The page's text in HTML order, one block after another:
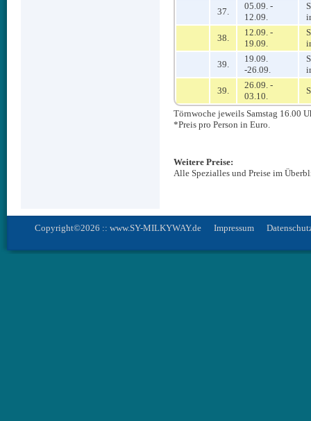
37.
05.09. -
12.09.
38.
12.09. -
19.09.
39.
19.09.
-26.09.
39.
26.09. -
03.10.
Törnwoche jeweils Samstag 16.00
*Preis pro Person in Euro.
Weitere Preise:
Alle Spezialles und Preise im
Copyright©2026 :: www.SY-MILKYWAY.de Impressum